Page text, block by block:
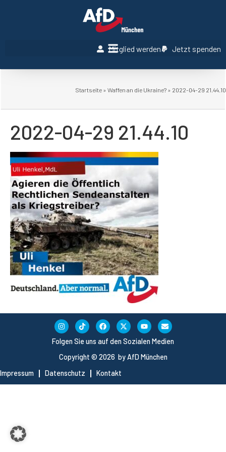
Mitglied werden Jetzt spenden
Startseite » Waffen an die Ukraine? » 2022-04-29 21.44.10
2022-04-29 21.44.10
Copyright © 2026 by AfD München
Impressum
Datenschutz Kontakt
Folgen Sie uns auf den Sozialen Medien